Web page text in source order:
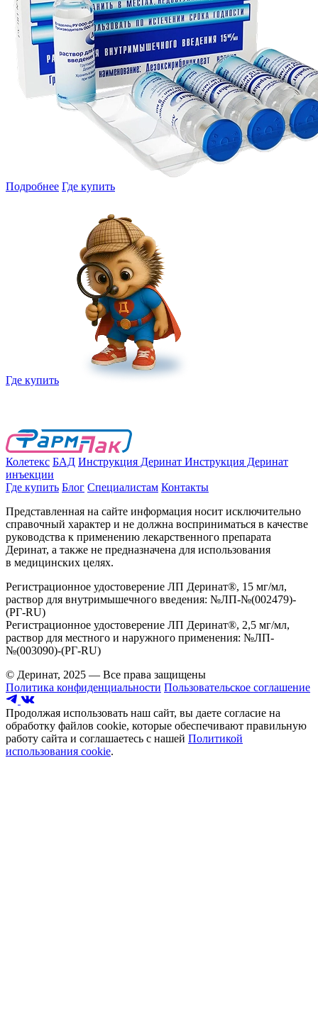
Подробнее Где купить
Где купить
Колетекс БАД Инструкция Деринат Инструкция Деринат
инъекции
Где купить Блог Специалистам Контакты
Представленная на сайте информация носит исключительно
справочный характер и не должна восприниматься в качестве
руководства к применению лекарственного препарата
Деринат, а также не предназначена для использования
в медицинских целях.
Регистрационное удостоверение ЛП Деринат®, 15 мг/мл,
раствор для внутримышечного введения: №ЛП-№(002479)-
(РГ-RU)
Регистрационное удостоверение ЛП Деринат®, 2,5 мг/мл,
раствор для местного и наружного применения: №ЛП-
№(003090)-(РГ-RU)
© Деринат, 2025 — Все права защищены
Политика конфиденциальности Пользовательское соглашение
Продолжая использовать наш сайт, вы даете согласие на
обработку файлов cookie, которые обеспечивают правильную
работу сайта и соглашаетесь с нашей Политикой
использования cookie.